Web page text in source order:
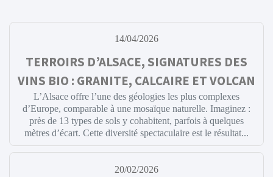
14/04/2026
TERROIRS D’ALSACE, SIGNATURES DES
VINS BIO : GRANITE, CALCAIRE ET VOLCAN
L’Alsace offre l’une des géologies les plus complexes
d’Europe, comparable à une mosaïque naturelle. Imaginez :
près de 13 types de sols y cohabitent, parfois à quelques
mètres d’écart. Cette diversité spectaculaire est le résultat...
20/02/2026